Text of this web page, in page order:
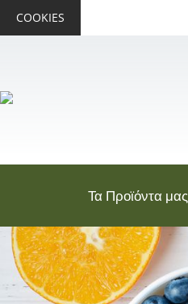
COOKIES
Τα Προϊόντα μας